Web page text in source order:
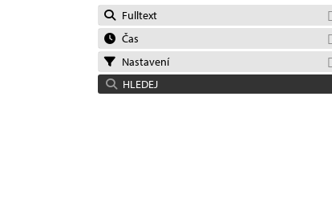
Fulltext
Čas
Nastavení
HLEDEJ